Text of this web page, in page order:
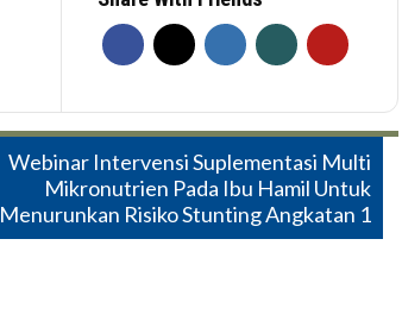
Webinar Intervensi Suplementasi Multi
Mikronutrien Pada Ibu Hamil Untuk
Menurunkan Risiko Stunting Angkatan 1